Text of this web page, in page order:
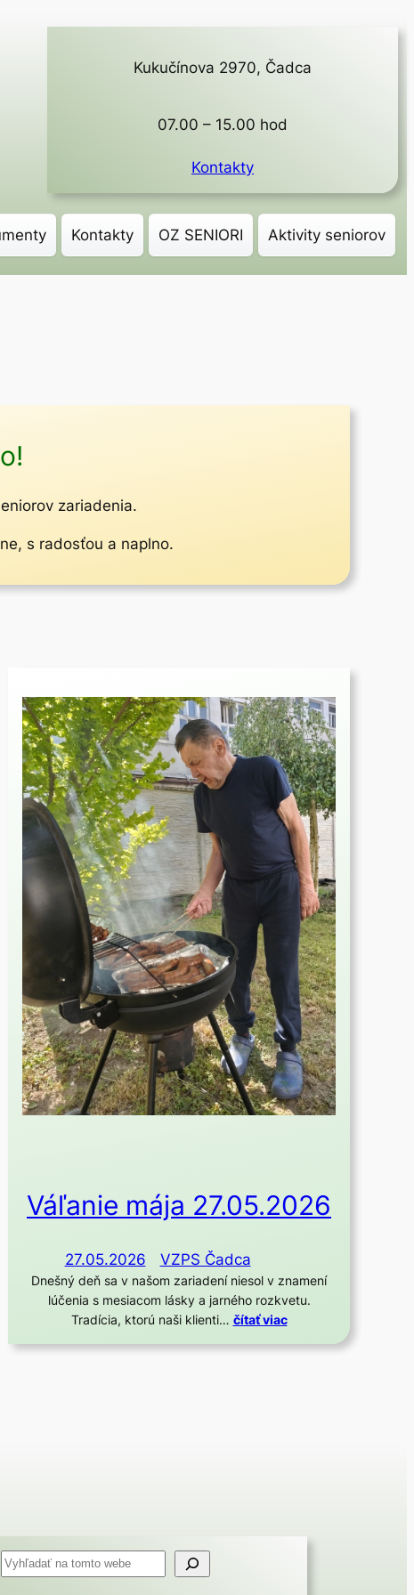
Kukučínova 2970, Čadca
07.00 – 15.00 hod
Kontakty
Kontakty OZ SENIORI Aktivity seniorov
zariadenia.
s radosťou a naplno.
Váľanie mája 27.05.2026
27.05.2026 VZPS Čadca
Dnešný deň sa v našom zariadení niesol v znamení
lúčenia s mesiacom lásky a jarného rozkvetu.
Tradícia, ktorú naši klienti… čítať viac
H